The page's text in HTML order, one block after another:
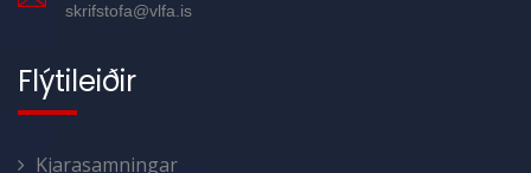
skrifstofa@vlfa.is
Flýtileiðir
Kjarasamningar